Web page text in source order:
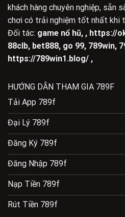
khách hàng chuyên nghiệp, sẵn
chơi có trải nghiệm tốt nhất khi
Đối tác: game nổ hũ, , https://
88clb, bet888, go 99, 789win,
https://789win1.blog/ ,
HƯỚNG DẪN THAM GIA 789F
Tải App 789f
Đại Lý 789f
Đăng Ký 789f
Đăng Nhập 789f
Nạp Tiền 789f
Rút Tiền 789f